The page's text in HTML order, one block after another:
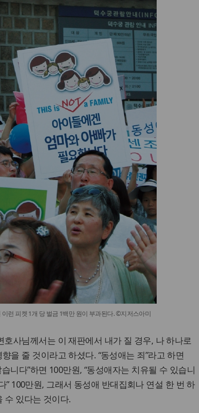
런 피켓 1개 당 벌금 1백만 원이 부과된다. ©지저스아미
사님께서는 이 재판에서 내가 질 경우, 나 하나로
을 줄 것이라고 하셨다. “동성애는 죄”라고 하면
니다”하면 100만원, “동성애자는 치유될 수 있습니
” 100만원, 그래서 동성애 반대집회나 연설 한 번 하
수 있다는 것이다.